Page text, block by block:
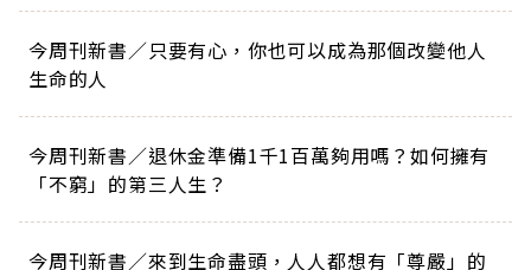
今周刊新書／只要有心，你也可以成為那個改變他人
生命的人
今周刊新書／退休金準備1千1百萬夠用嗎？如何擁有
「不窮」的第三人生？
今周刊新書／來到生命盡頭，人人都想有「尊嚴」的